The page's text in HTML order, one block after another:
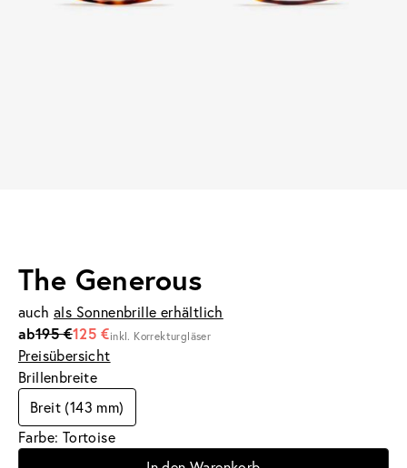
The Generous
auch als Sonnenbrille erhältlich
ab195 €125 €inkl. Korrekturgläser
Preisübersicht
Brillenbreite
Breit (143 mm)
Farbe: Tortoise